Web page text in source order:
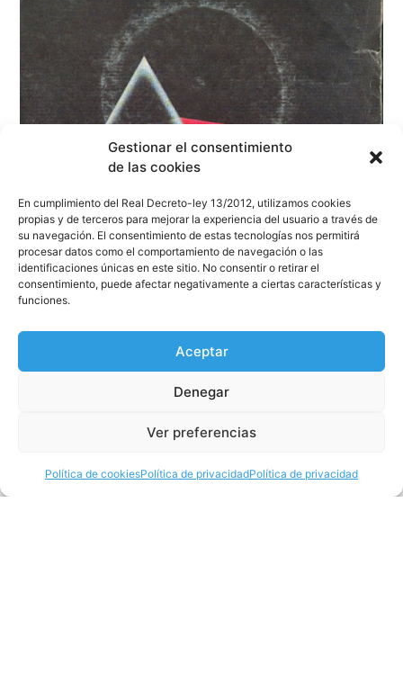
Gestionar el consentimiento
de las cookies
En cumplimiento del Real Decreto-ley 13/2012, utilizamos cookies
propias y de terceros para mejorar la experiencia del usuario a través de
su navegación. El consentimiento de estas tecnologías nos permitirá
procesar datos como el comportamiento de navegación o las
identificaciones únicas en este sitio. No consentir o retirar el
consentimiento, puede afectar negativamente a ciertas características y
funciones.
Aceptar
Denegar
Ver preferencias
Política de cookiesPolítica de privacidadPolítica de privacidad
«Money» de PINK FLOYD cumple 53 años.
ECHOES OF PINK FLOYD volverán al Palau de
la Música Catalana en junio
Leer